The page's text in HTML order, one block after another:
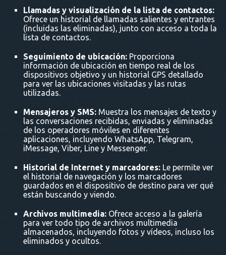
Llamadas y visualización de la lista de contactos:
Ofrece un historial de llamadas salientes y entrantes
(incluidas las eliminadas), junto con acceso a toda la
lista de contactos.
Seguimiento de ubicación: Proporciona
información de ubicación en tiempo real de los
dispositivos objetivo y un historial GPS detallado
para ver las ubicaciones visitadas y las rutas
utilizadas.
Mensajeros y SMS: Muestra los mensajes de texto y
las conversaciones recibidas, enviadas y eliminadas
de los operadores móviles en diferentes
aplicaciones, incluyendo WhatsApp, Telegram,
iMessage, Viber, Line y Messenger.
Historial de Internet y marcadores: Le permite ver
el historial de navegación y los marcadores
guardados en el dispositivo de destino para ver qué
están buscando y viendo.
Archivos multimedia: Ofrece acceso a la galería
para ver todo tipo de archivos multimedia
almacenados, incluyendo fotos y vídeos, incluso los
eliminados y ocultos.